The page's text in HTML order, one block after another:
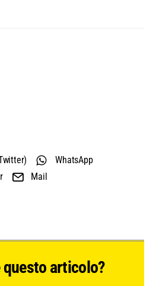
WhatsApp
Mail
questo articolo?